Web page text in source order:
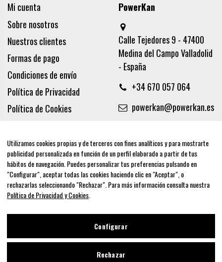
Mi cuenta
Sobre nosotros
Nuestros clientes
Formas de pago
Condiciones de envío
Política de Privacidad
Política de Cookies
Aviso legal
PowerKan
Calle Tejedores 9 - 47400
Medina del Campo Valladolid
- España
+34 670 057 064
powerkan@powerkan.es
Síguenos
Utilizamos cookies propias y de terceros con fines analíticos y para mostrarte
publicidad personalizada en función de un perfil elaborado a partir de tus
hábitos de navegación. Puedes personalizar tus preferencias pulsando en
"Configurar", aceptar todas las cookies haciendo clic en "Aceptar", o
rechazarlas seleccionando "Rechazar". Para más información consulta nuestra
Política de Privacidad y Cookies
Configurar
Rechazar